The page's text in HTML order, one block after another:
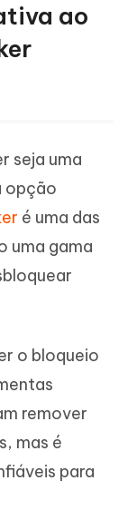
ao
seja uma
opção
é uma das
uma gama
o bloqueio
remover
mas é
para